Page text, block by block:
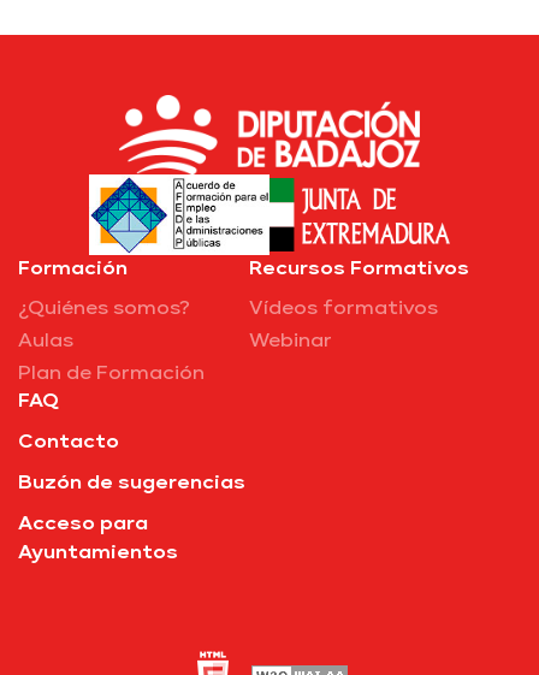
Formación
¿Quiénes somos?
Aulas
Plan de Formación
Recursos Formativos
Vídeos formativos
Webinar
FAQ
Contacto
Buzón de sugerencias
Acceso para
Ayuntamientos